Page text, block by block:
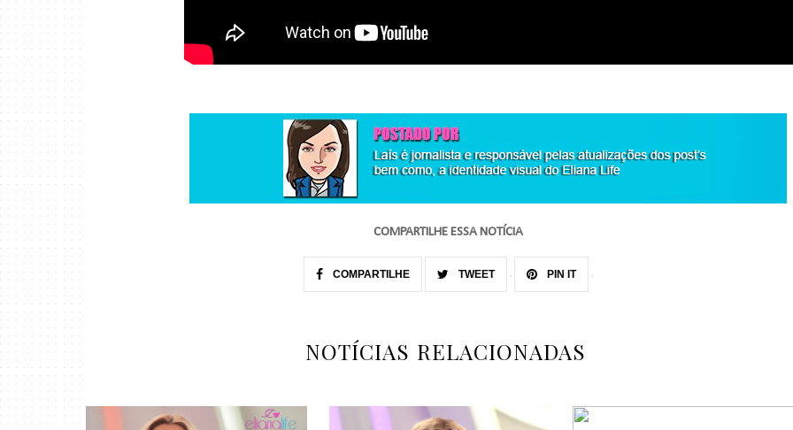
COMPARTILHE ESSA NOTÍCIA
COMPARTILHE TWEET PIN IT
NOTÍCIAS RELACIONADAS